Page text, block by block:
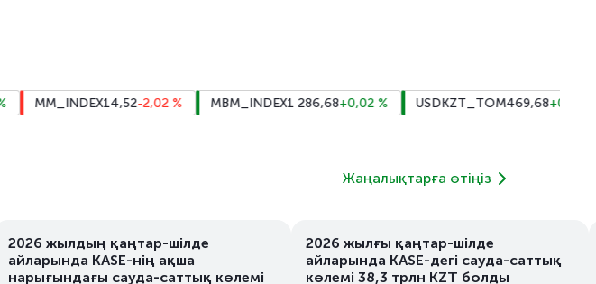
MM_INDEX14,52-2,02% MBM_INDEX1 286,68+0,02% USDKZT_TOM 469,68+0,42%
Жаңалықтарға өтіңіз
2026 жылдың қаңтар-шілде
айларында KASE-нің ақша
нарығындағы сауда-саттық көлемі
2026 жылғы қаңтар-шілде
айларында KASE-дегі сауда-саттық
көлемі 38,3 трлн KZT болды